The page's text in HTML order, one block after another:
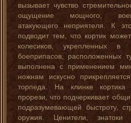
вызывает чувство
ощущение мощного,
атакующего неприятеля. К
подводит тем, что кортик
колесиков, укрепленных в
боеприпасов, расположенных
выполнена с применением
ножнам искусно
торпеда. На клинке
прорези, что подчеркивает
подразумевающей быстроту,
оружия. Ценители,